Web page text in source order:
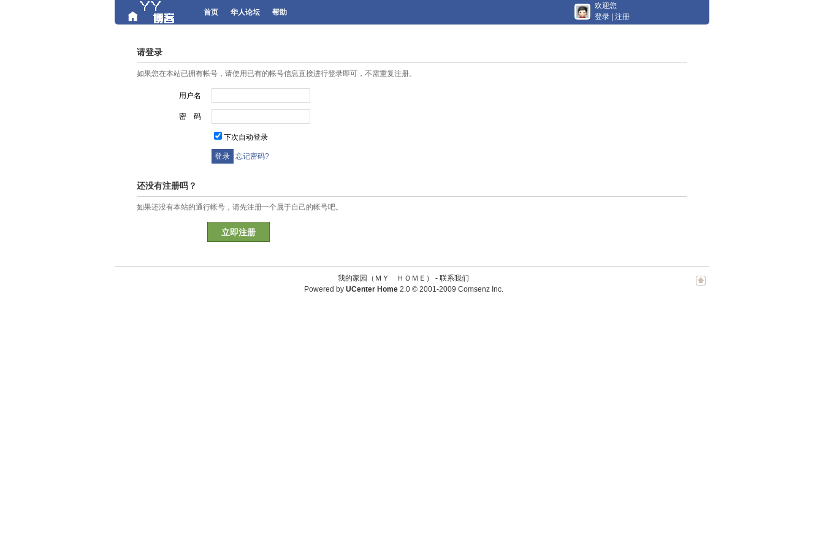
首页 华人论坛 帮助
欢迎您
登录
注册
请登录
如果您在本站已拥有帐号，请使用已有的帐号信息直接进行登录即可，不需重复注册。
用户名
密 码
下次自动登录
忘记密码?
还没有注册吗？
如果还没有本站的通行帐号，请先注册一个属于自己的帐号吧。
立即注册
我的家园（ＭＹ ＨＯＭＥ） - 联系我们
Powered by UCenter Home 2.0© 2001-2009 Comsenz Inc.